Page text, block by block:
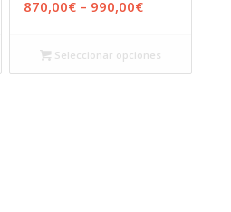
870,00€ – 990,00€
Seleccionar opciones